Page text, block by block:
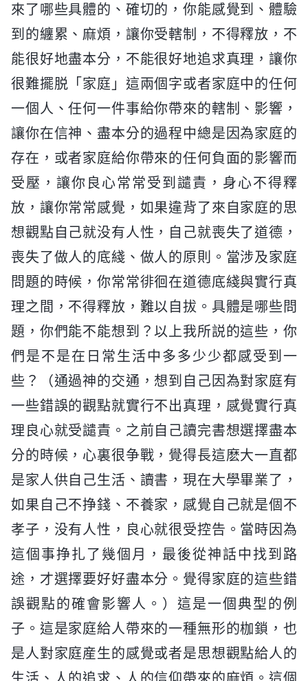
來了哪些具體的、確切的，你能感覺到、體驗
到的纏累、麻煩，讓你受轄制，不得釋放，不
能很好地盡本分，不能很好地追求真理，讓你
很難擺脱「家庭」這兩個字或者家庭中的任何
一個人、任何一件事給你帶來的轄制、影響，
讓你在信神、盡本分的過程中總是因為家庭的
存在，或者家庭給你帶來的任何負面的影響而
受壓，讓你良心常常受到譴責，身心不得釋
放，讓你常常感覺，如果違背了來自家庭的思
想觀點自己就没有人性，自己就喪失了道德，
喪失了做人的底綫、做人的原則。當涉及家庭
問題的時候，你常常徘徊在道德底綫與實行真
理之間，不得釋放，難以自拔。具體是哪些問
題，你們能不能想到？以上我所説的這些，你
們是不是在日常生活中多多少少都感受到一
些？（通過神的交通，想到自己因為對家庭有
一些錯誤的觀點就實行不出真理，感覺實行真
理良心就受譴責。之前自己讀完書想選擇盡本
分的時候，心裏很争戰，覺得長這麽大一直都
是家人供自己生活、讀書，現在大學畢業了，
如果自己不挣錢、不養家，感覺自己就是個不
孝子，没有人性，良心就很受控告。當時因為
這個事挣扎了幾個月，最後從神話中找到路
途，才選擇要好好盡本分。覺得家庭的這些錯
誤觀點的確會影響人。）這是一個典型的例
子。這是家庭給人帶來的一種無形的枷鎖，也
是人對家庭産生的感覺或者是思想觀點給人的